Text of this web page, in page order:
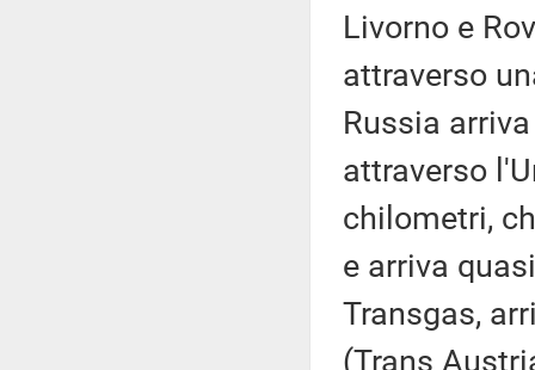
Livorno e
attraverso
Russia
attraverso
chilometri,
e arriva
Transgas,
(Trans